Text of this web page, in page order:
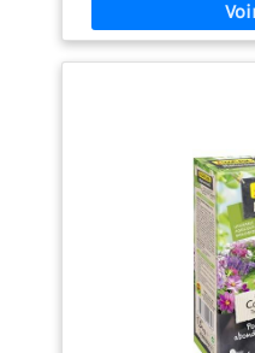
facile, régulier et
jardiniers amateurs
MATIÈRE ORGANIQUE
griffer légèrement et
DOSES PAR TYPE DE
: 120 g/m² – Fruitiers
200 g/m².
66,6 % de matière
une fertilisation
POTAGER : Parfait
semis